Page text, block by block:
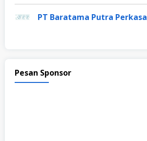
PT Baratama Putra Perkasa
Pesan Sponsor